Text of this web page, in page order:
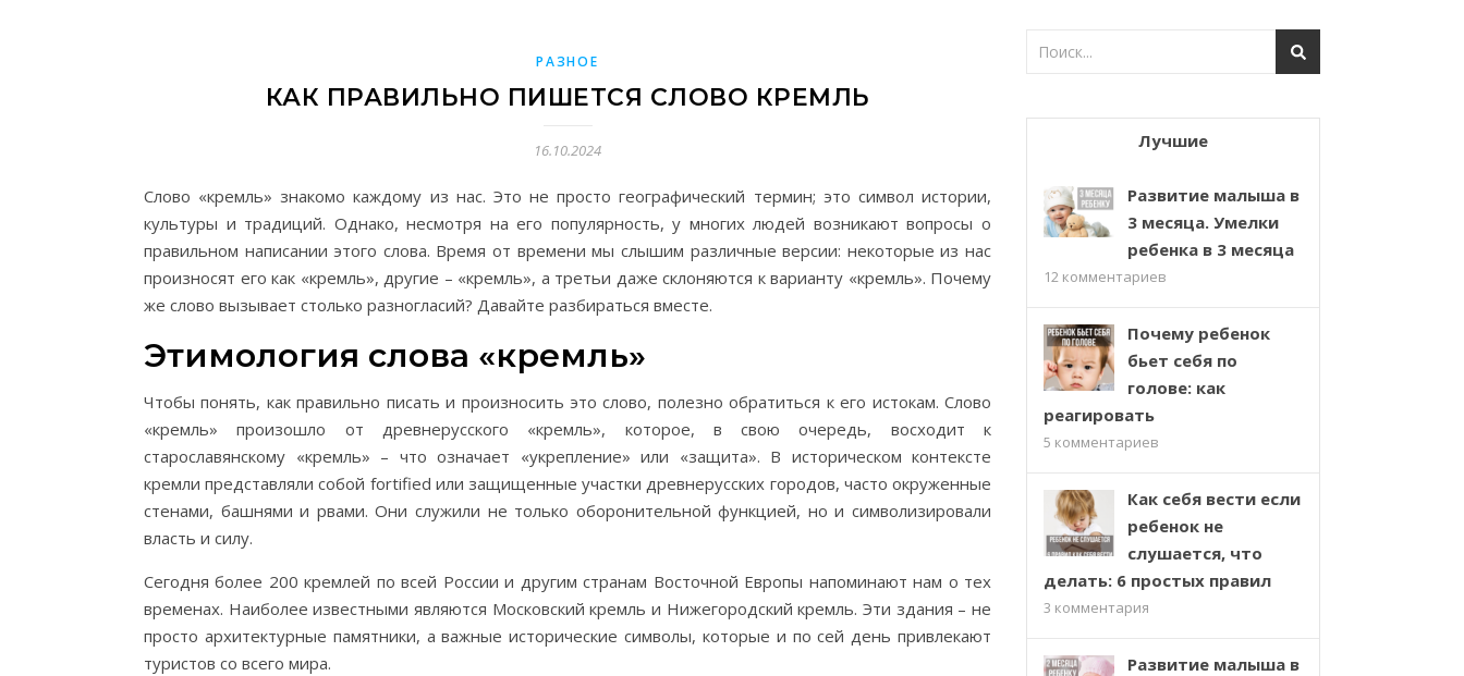
РАЗНОЕ
КАК ПРАВИЛЬНО ПИШЕТСЯ СЛОВО КРЕМЛЬ
16.10.2024
Слово «кремль» знакомо каждому из нас. Это не просто географический термин; это символ истории,
культуры и традиций. Однако, несмотря на его популярность, у многих людей возникают вопросы о
правильном написании этого слова. Время от времени мы слышим различные версии: некоторые из нас
произносят его как «кремль», другие – «кремль», а третьи даже склоняются к варианту «кремль». Почему
же слово вызывает столько разногласий? Давайте разбираться вместе.
Этимология слова «кремль»
Чтобы понять, как правильно писать и произносить это слово, полезно обратиться к его истокам. Слово
«кремль» произошло от древнерусского «кремль», которое, в свою очередь, восходит к
старославянскому «кремль» – что означает «укрепление» или «защита». В историческом контексте
кремли представляли собой fortified или защищенные участки древнерусских городов, часто окруженные
стенами, башнями и рвами. Они служили не только оборонительной функцией, но и символизировали
власть и силу.
Сегодня более 200 кремлей по всей России и другим странам Восточной Европы напоминают нам о тех
временах. Наиболее известными являются Московский кремль и Нижегородский кремль. Эти здания – не
просто архитектурные памятники, а важные исторические символы, которые и по сей день привлекают
туристов со всего мира.
Лучшие
Развитие малыша в
3 месяца. Умелки
ребенка в 3 месяца
12 комментариев
Почему ребенок
бьет себя по
голове: как
реагировать
5 комментариев
Как себя вести если
ребенок не
слушается, что
делать: 6 простых правил
3 комментария
Развитие малыша в